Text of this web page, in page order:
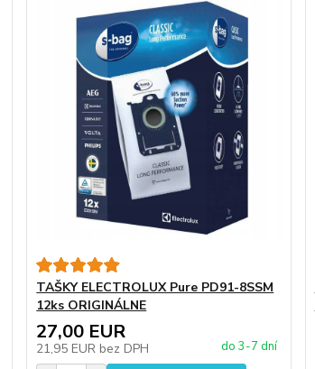
TAŠKY ELECTROLUX Pure PD91-8SSM
12ks ORIGINÁLNE
27,00 EUR
21,95 EUR bez DPH do 3-7 dní